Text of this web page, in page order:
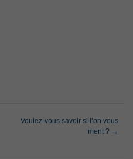
Voulez-vous savoir si l’on vous
ment ? →